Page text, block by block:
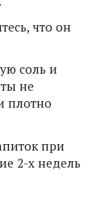
что он
соль и
не
плотно
при
2-х недель